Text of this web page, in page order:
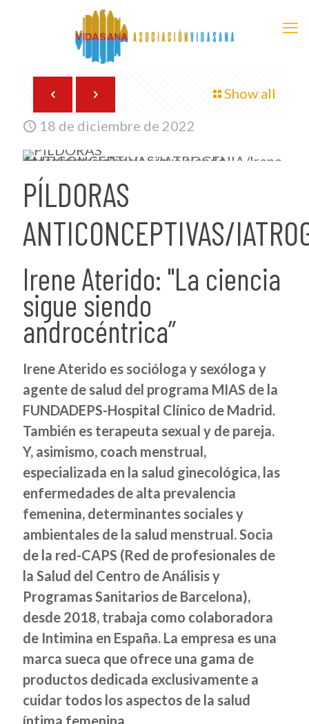
Show all
18 de diciembre de 2022
PÍLDORAS
ANTICONCEPTIVAS/
Irene Aterido: "La ciencia
sigue siendo
androcéntrica”
Irene Aterido es socióloga y sexóloga y
agente de salud del programa MIAS de la
FUNDADEPS-Hospital Clínico de Madrid.
También es terapeuta sexual y de pareja.
Y, asimismo, coach menstrual,
especializada en la salud ginecológica, las
enfermedades de alta prevalencia
femenina, determinantes sociales y
ambientales de la salud menstrual. Socia
de la red-CAPS (Red de profesionales de
la Salud del Centro de Análisis y
Programas Sanitarios de Barcelona),
desde 2018, trabaja como colaboradora
de Intimina en España. La empresa es una
marca sueca que ofrece una gama de
productos dedicada exclusivamente a
cuidar todos los aspectos de la salud
íntima femenina.